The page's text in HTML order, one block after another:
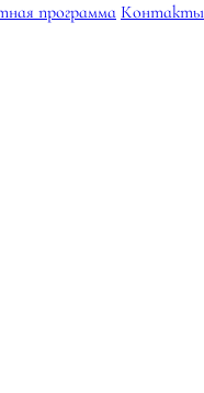
программа Контакты